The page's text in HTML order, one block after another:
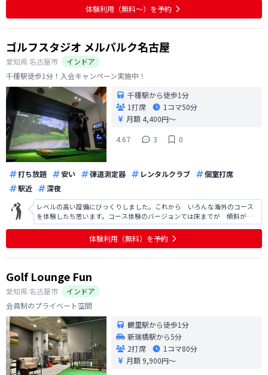
体験利用（無料〜）を予約
ゴルフスタジオ メルパルク名古屋
愛知県名古屋市
インドア
千種駅徒歩1分！入会キャンペーン実施中！
千種駅から徒歩1分
1打席
1コマ50分
月額 4,400円〜
4.67
3 0
打ち放題 安い 弾道測定器 レンタルクラブ
個室打席
駅近
深夜
レベルの高い設備にびっくりしました。これから いろんな海外のコース
を体験したち思います。コース体験のバージョンでは床までが 傾斜が変
化してより 臨場感のある仕組みとなっていてびっくりしました。スイン
グビデオが スローで見れると良いのですが。雨でも また 非常に暑い
夏でもゴルフレッスンができ、これから
体験利用（無料）を予約
Golf Lounge Fun
愛知県名古屋市
インドア
会員制のプライベート空間
鶴里駅から徒歩1分
新瑞橋駅から5分
2打席
1コマ80分
月額 9,900円〜